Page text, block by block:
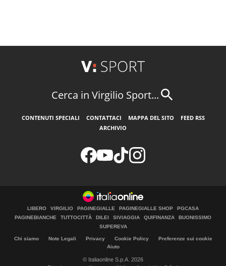
Cerca in Virgilio Sport...
CONTENUTI SPECIALI CONTATTACI MAPPA DEL SITO
FEED RSS
ARCHIVIO
LIBERO VIRGILIO PAGINEGIALLE PAGINEGIALLE SHOP
PGCASA
PAGINEBIANCHE
TUTTOCITTÀ DILEI SIVIAGGIA QUIFINANZA
BUONISSIMO
SUPEREVA
Chi siamo Note Legali Privacy Cookie Policy
Preferenze sui cookie
Aiuto
© Italiaonline S.p.A. 2026